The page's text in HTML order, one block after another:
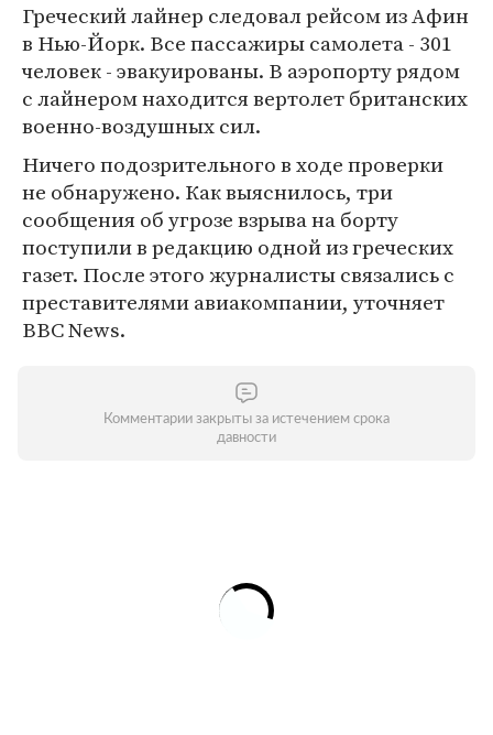
Греческий лайнер следовал рейсом из Афин
в Нью-Йорк. Все пассажиры самолета - 301
человек - эвакуированы. В аэропорту рядом
с лайнером находится вертолет британских
военно-воздушных сил.
Ничего подозрительного в ходе проверки
не обнаружено. Как выяснилось, три
сообщения об угрозе взрыва на борту
поступили в редакцию одной из греческих
газет. После этого журналисты связались с
преставителями авиакомпании, уточняет
BBC News.
Комментарии закрыты за истечением срока
давности